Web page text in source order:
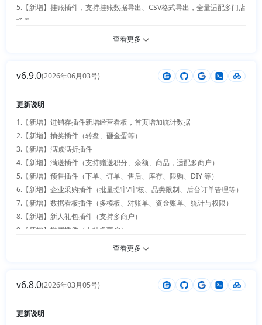
5.【新增】挂账插件，支持挂账数据导出、CSV格式导出，全量适配多门店
场景
6.【新增】支付凭证审核插件，优化订单取消逻辑，完善单据审核流程
能，搭配精细化权限配置
对追加金额办理退款
提订单实现多商品对应多个核销码；Web端新增门店订单管理页面，优化
门店地址排序规则
10.【优化】门店收银台插件：支持积分兑换抵扣、自定义运费设置与选
择；支持录入无码商品并配套对应API；钱包付款码新增后台开关配置；
PC收银台可自主选择预约时段、操作人员
11.【优化】门店预约服务：顾客可直接预约门店员工服务；后台支持查
看、编辑预约人员列表；下单页可选对应服务人员与服务时段；服务完成
可填写描述、上传凭证图片，门店订单数据同步至进销存
配置；表单支持闭包处理业务数据；优化配置页样式，同步更新对应数据
13.【优化】超级会员插件：修复积分日志字段错误；支持指定用户配置、
线下支付抵扣会员权益
辑；修复供应商结算匹配用户错误问题
查看更多
v6.9.0(2026年06月03号)
更新说明
1.【新增】进销存插件新增经营看板，首页增加统计数据
2.【新增】抽奖插件（转盘、砸金蛋等）
3.【新增】满减满折插件
4.【新增】满送插件（支持赠送积分、余额、商品，适配多商户）
5.【新增】预售插件（下单、订单、售后、库存、限购、DIY 等）
6.【新增】企业采购插件（批量提审/审核、品类限制、后台订单管理等）
7.【新增】数据看板插件（多模板、对账单、资金账单、统计与权限）
8.【新增】新人礼包插件（支持多商户）
9.【新增】拼团插件（支持多商户）
10.【新增】砍价插件（支持多商户）
12.【新增】送礼插件（支持多商户、退款、权限控制）
14.【新增】虚拟密钥插件（支持多商户）
查看更多
v6.8.0(2026年03月05号)
更新说明